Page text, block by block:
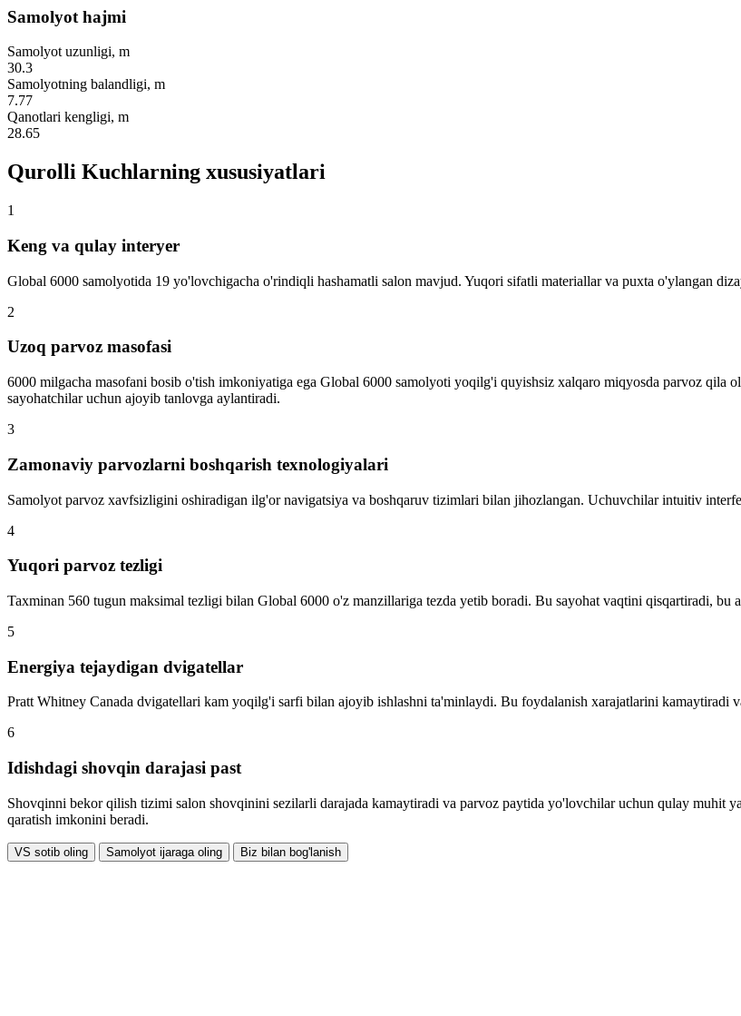
Samolyot hajmi
Samolyot uzunligi, m
30.3
Samolyotning balandligi, m
7.77
Qanotlari kengligi, m
28.65
Qurolli Kuchlarning xususiyatlari
1
Keng va qulay interyer
Global 6000 samolyotida 19 yo'lovchigacha o'rindiqli hashamatli salon mavjud. Yuqori sifatli materiallar va puxta o'ylangan
2
Uzoq parvoz masofasi
6000 milgacha masofani bosib o'tish imkoniyatiga ega Global 6000 samolyoti yoqilg'i quyishsiz xalqaro miqyosda parvoz qila
sayohatchilar uchun ajoyib tanlovga aylantiradi.
3
Zamonaviy parvozlarni boshqarish texnologiyalari
Samolyot parvoz xavfsizligini oshiradigan ilg'or navigatsiya va boshqaruv tizimlari bilan jihozlangan. Uchuvchilar intuitiv
4
Yuqori parvoz tezligi
Taxminan 560 tugun maksimal tezligi bilan Global 6000 o'z manzillariga tezda yetib boradi. Bu sayohat vaqtini qisqartiradi, bu
5
Energiya tejaydigan dvigatellar
Pratt Whitney Canada dvigatellari kam yoqilg'i sarfi bilan ajoyib ishlashni ta'minlaydi. Bu foydalanish xarajatlarini kamaytiradi
6
Idishdagi shovqin darajasi past
Shovqinni bekor qilish tizimi salon shovqinini sezilarli darajada kamaytiradi va parvoz paytida yo'lovchilar uchun qulay muhit
qaratish imkonini beradi.
VS sotib oling Samolyot ijaraga oling Biz bilan bog'lanish